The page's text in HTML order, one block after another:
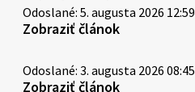
Odoslané: 5. augusta 2026 12:59
Zobraziť článok
Odoslané: 3. augusta 2026 08:45
Zobraziť článok